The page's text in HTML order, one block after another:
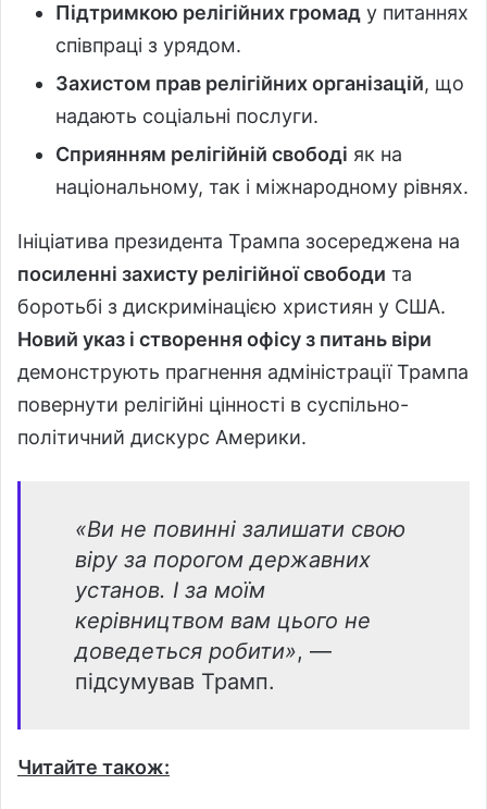
Підтримкою релігійних громад у питаннях
співпраці з урядом.
Захистом прав релігійних організацій, що
надають соціальні послуги.
Сприянням релігійній свободі як на
національному, так і міжнародному рівнях.
Ініціатива президента Трампа зосереджена на
посиленні захисту релігійної свободи та
боротьбі з дискримінацією християн у США.
Новий указ і створення офісу з питань віри
демонструють прагнення адміністрації Трампа
повернути релігійні цінності в суспільно-
політичний дискурс Америки.
«Ви не повинні залишати свою
віру за порогом державних
установ. І за моїм
керівництвом вам цього не
доведеться робити», —
підсумував Трамп.
Читайте також: